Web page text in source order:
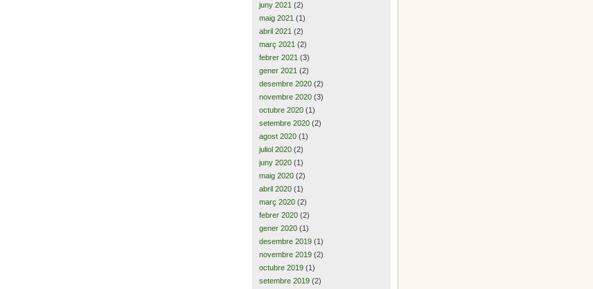
juny 2021 (2)
maig 2021 (1)
abril 2021 (2)
març 2021 (2)
febrer 2021 (3)
gener 2021 (2)
desembre 2020 (2)
novembre 2020 (3)
octubre 2020 (1)
setembre 2020 (2)
agost 2020 (1)
juliol 2020 (2)
juny 2020 (1)
maig 2020 (2)
abril 2020 (1)
març 2020 (2)
febrer 2020 (2)
gener 2020 (1)
desembre 2019 (1)
novembre 2019 (2)
octubre 2019 (1)
setembre 2019 (2)